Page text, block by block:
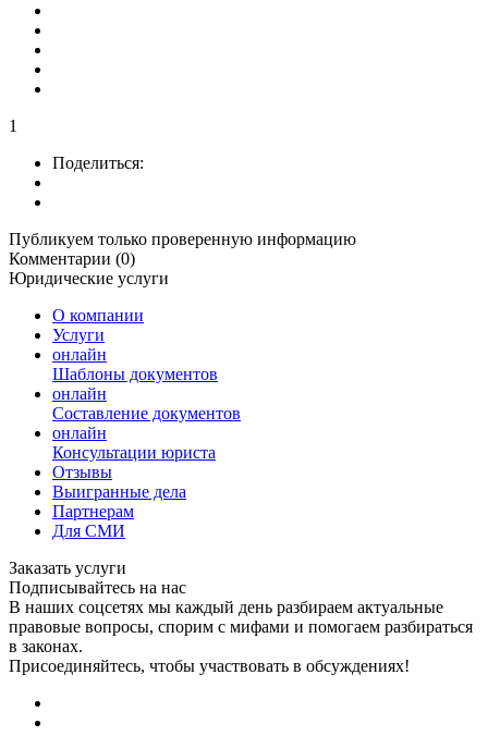
1
Поделиться:
Публикуем только проверенную информацию
Комментарии (0)
Юридические услуги
О компании
Услуги
онлайн
Шаблоны документов
онлайн
Составление документов
онлайн
Консультации юриста
Отзывы
Выигранные дела
Партнерам
Для СМИ
Заказать услуги
Подписывайтесь на нас
В наших соцсетях мы каждый день разбираем актуальные
правовые вопросы, спорим с мифами и помогаем разбираться
в законах.
Присоединяйтесь, чтобы участвовать в обсуждениях!